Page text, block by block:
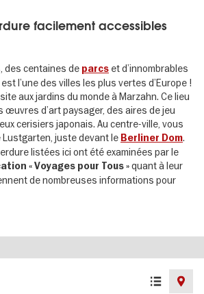
facilement accessibles
des centaines de parcs et d’innombrables
l’une des villes les plus vertes d’Europe !
aux jardins du monde à Marzahn. Ce lieu
œuvres d’art paysager, des aires de jeu
cerisiers japonais. Au centre-ville, vous
juste devant le Berliner Dom.
listées ici ont été examinées par le
« Voyages pour Tous »quant à leur
de nombreuses informations pour
List
view
Map
view